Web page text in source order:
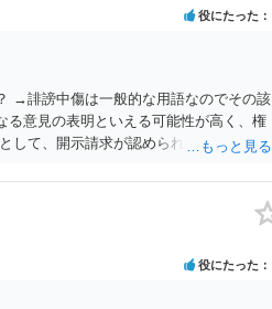
役にたった
→誹謗中傷は一般的な用語なのでその該
る意見の表明といえる可能性が高く、権
して、開示請求が認められたり、民事裁
うに思われます。
役にたった